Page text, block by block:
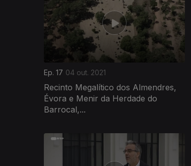
Ep. 17 04 out. 2021
Recinto Megalítico dos Almendres,
Évora e Menir da Herdade do
Barrocal,...
580854